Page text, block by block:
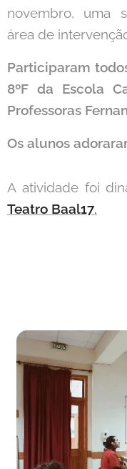
novembro, uma
área de
Participaram
8ºF da Escola
Professoras
Os alunos
A atividade foi
Teatro Baal17.